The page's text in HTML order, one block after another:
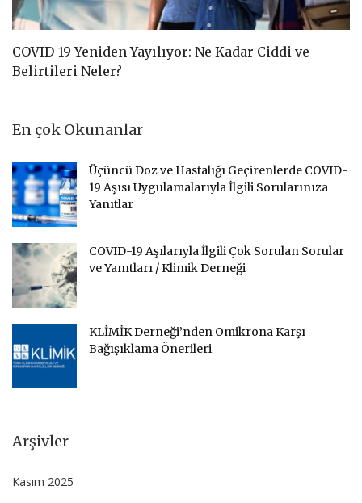
COVID-19 Yeniden Yayılıyor: Ne Kadar Ciddi ve
Belirtileri Neler?
En çok Okunanlar
Üçüncü Doz ve Hastalığı Geçirenlerde COVID-
19 Aşısı Uygulamalarıyla İlgili Sorularınıza
Yanıtlar
COVID-19 Aşılarıyla İlgili Çok Sorulan Sorular
ve Yanıtları / Klimik Derneği
KLİMİK Derneği’nden Omikrona Karşı
Bağışıklama Önerileri
Arşivler
Kasım 2025